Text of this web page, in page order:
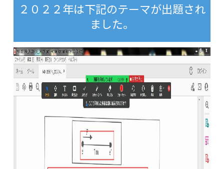
２０２２年は下記のテーマが出題され
ました。